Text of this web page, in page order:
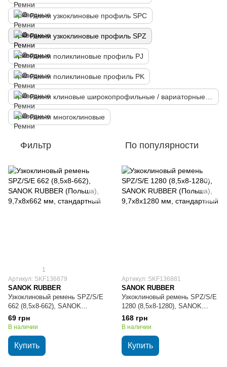
Ремни узкоклиновые профиль SPC
Ремни узкоклиновые профиль SPZ
Ремни поликлиновые профиль PJ
Ремни поликлиновые профиль PK
Ремни многоклиновые
Фильтр По популярности
1
Артикул: SKF136879
SANOK RUBBER
Узкоклиновый ремень SPZ/S/E
662 (8,5х8-662), SANOK
RUBBER (Польша), 9,7х8х662
мм, стандартный
69 грн
В наличии
Купить
Артикул: SKF136881
SANOK RUBBER
Узкоклиновый ремень SPZ/S/E
1280 (8,5х8-1280), SANOK
RUBBER (Польша), 9,7х8х1280
мм, стандартный
168 грн
В наличии
Купить